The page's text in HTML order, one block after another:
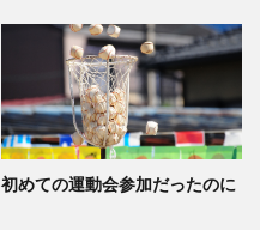
初めての運動会参加だったのに